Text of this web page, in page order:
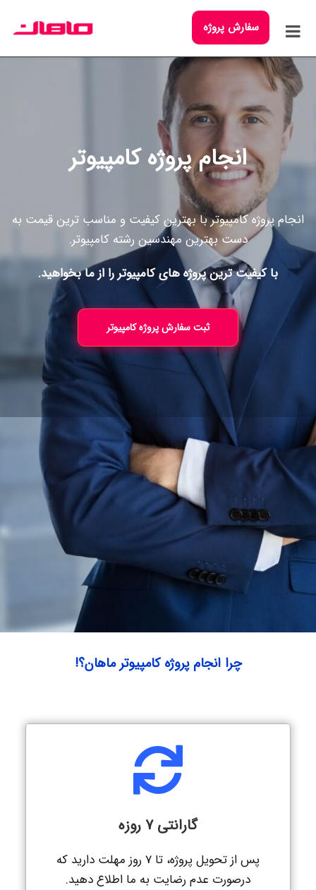
سفارش پروژه
انجام پروژه کامپیوتر
انجام پروژه کامپیوتر با بهترین کیفیت و مناسب ترین قیمت به
دست بهترین مهندسین رشته کامپیوتر.
با کیفیت ترین پروژه های کامپیوتر را از ما بخواهید.
ثبت سفارش پروژه کامپیوتر
چرا انجام پروژه کامپیوتر ماهان؟!
گارانتی 7 روزه
پس از تحویل پروژه، تا 7 روز مهلت دارید که
درصورت عدم رضایت به ما اطلاع دهید.